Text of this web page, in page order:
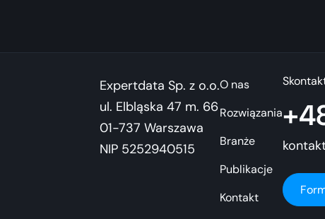
Expertdata Sp. z o.o.
ul. Elbląska 47 m. 66
01-737 Warszawa
NIP 5252940515
O nas
Rozwiązania
Branże
Publikacje
Kontakt